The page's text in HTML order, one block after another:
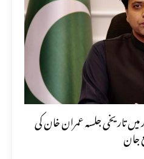
تاریخی جلسہ عمران خان کی
جان